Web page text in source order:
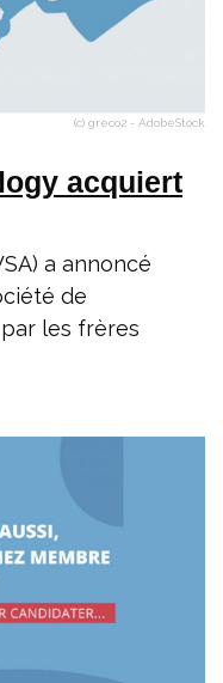
(c) greco2 - AdobeStock
acquiert
a annoncé
de
les frères